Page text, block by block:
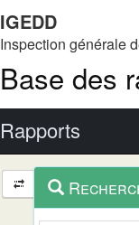
IGEDD
Inspection générale
Base des
Rapports
Navigation
et
outils
contextuel